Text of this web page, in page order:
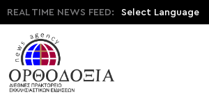
REAL TIME NEWS FEED: Select Language